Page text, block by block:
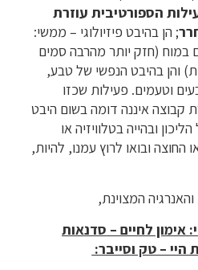
הספורטיבית עוזרת
; הן בהיבט פיזיולוגי – ממשי:
במוח (חזק יותר מהרבה סמים
והן בהיבט הנפשי של טבע,
וטעמים. פעילות שכזו
קבוצה איננה דומה בשום היבט
ובהייה בטלוויזיה או
ובואו לרוץ עמנו, להיות,
המצוינת,
אימון לחיים – סדנאות
– טק וסייבר: